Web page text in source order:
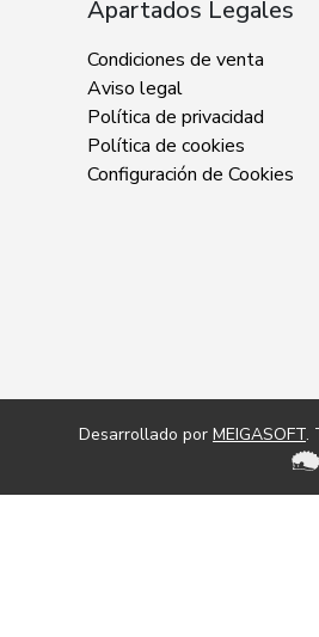
Apartados Legales
Condiciones de venta
Aviso legal
Política de privacidad
Política de cookies
Configuración de Cookies
Desarrollado por MEIGASOFT.